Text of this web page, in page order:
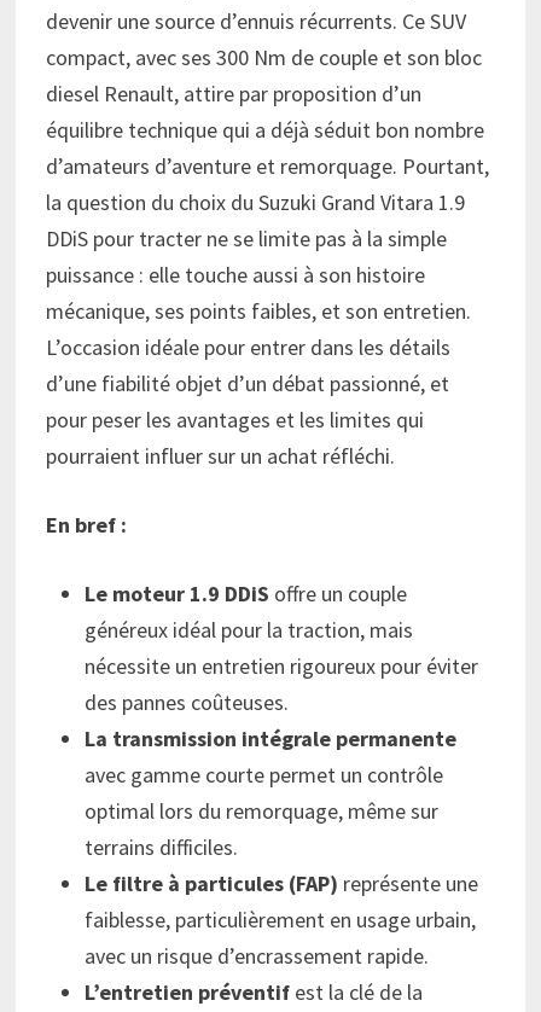
devenir une source d’ennuis récurrents. Ce SUV
compact, avec ses 300 Nm de couple et son bloc
diesel Renault, attire par proposition d’un
équilibre technique qui a déjà séduit bon nombre
d’amateurs d’aventure et remorquage. Pourtant,
la question du choix du Suzuki Grand Vitara 1.9
DDiS pour tracter ne se limite pas à la simple
puissance : elle touche aussi à son histoire
mécanique, ses points faibles, et son entretien.
L’occasion idéale pour entrer dans les détails
d’une fiabilité objet d’un débat passionné, et
pour peser les avantages et les limites qui
pourraient influer sur un achat réfléchi.
En bref :
Le moteur 1.9 DDiS offre un couple
généreux idéal pour la traction, mais
nécessite un entretien rigoureux pour éviter
des pannes coûteuses.
La transmission intégrale permanente
avec gamme courte permet un contrôle
optimal lors du remorquage, même sur
terrains difficiles.
Le filtre à particules (FAP) représente une
faiblesse, particulièrement en usage urbain,
avec un risque d’encrassement rapide.
L’entretien préventif est la clé de la